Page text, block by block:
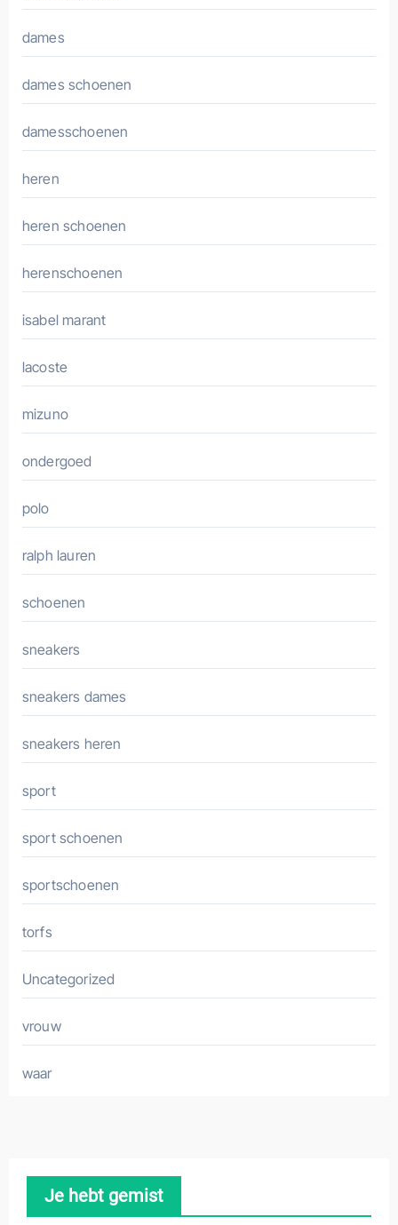
dames
dames schoenen
damesschoenen
heren
heren schoenen
herenschoenen
isabel marant
lacoste
mizuno
ondergoed
polo
ralph lauren
schoenen
sneakers
sneakers dames
sneakers heren
sport
sport schoenen
sportschoenen
torfs
Uncategorized
vrouw
waar
Je hebt gemist